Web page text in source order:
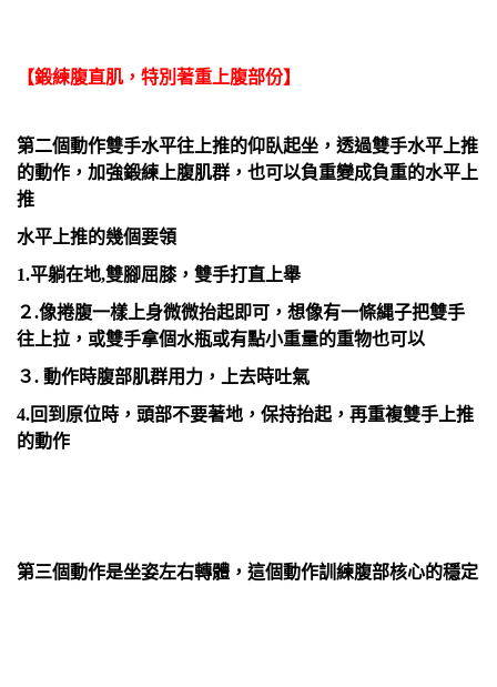
【鍛練腹直肌，特別著重上腹部份】
第二個動作雙手水平往上推的仰臥起坐，透過雙手水平上推
的動作，加強鍛練上腹肌群，也可以負重變成負重的水平上
推
水平上推的幾個要領
1.平躺在地,雙腳屈膝，雙手打直上舉
２.像捲腹一樣上身微微抬起即可，想像有一條縄子把雙手
往上拉，或雙手拿個水瓶或有點小重量的重物也可以
３. 動作時腹部肌群用力，上去時吐氣
4.回到原位時，頭部不要著地，保持抬起，再重複雙手上推
的動作
第三個動作是坐姿左右轉體，這個動作訓練腹部核心的穩定